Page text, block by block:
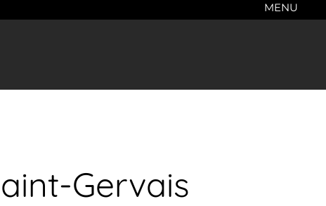
MENU
Gervais